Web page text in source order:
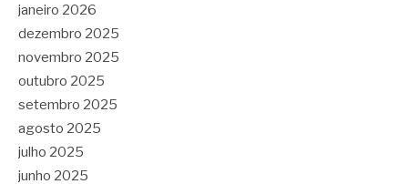
janeiro 2026
dezembro 2025
novembro 2025
outubro 2025
setembro 2025
agosto 2025
julho 2025
junho 2025